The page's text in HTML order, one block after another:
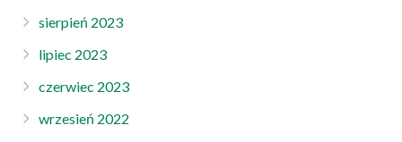
sierpień 2023
lipiec 2023
czerwiec 2023
wrzesień 2022